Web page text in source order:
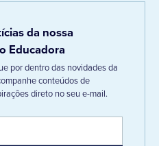
da nossa
Educadora
por dentro das novidades da
conteúdos de
direto no seu e-mail.